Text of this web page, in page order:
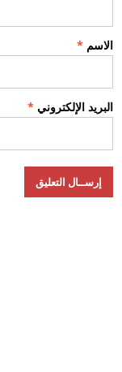
الاسم *
البريد الإلكتروني *